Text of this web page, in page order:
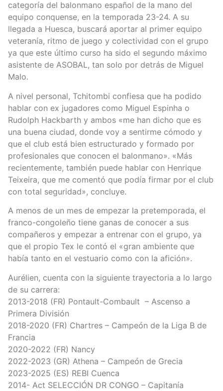
categoría del balonmano español de la mano del
equipo conquense, en la temporada 23-24. A su
llegada a Huesca, buscará aportar al primer equipo
veteranía, ritmo de juego y colectividad con el grupo
ya que este último curso ha sido el segundo máximo
asistente de ASOBAL, tan solo por detrás de Miguel
Malo.
A nivel personal, Tchitombi confiesa que ha podido
hablar con ex jugadores como Miguel Espinha o
Rudolph Hackbarth y ambos «me han dicho que es
una buena ciudad, donde voy a sentirme cómodo y
que el club está bien estructurado y formado por
profesionales que conocen el balonmano». «Más
recientemente, también puede hablar con Henrique
Teixeira, que me comentó que podía firmar por el club
con total seguridad», concluye.
A menos de un mes de empezar la pretemporada, el
franco-congoleño tiene ganas de conocer a sus
compañeros y empezar a entrenar con el grupo, ya
que el propio Tex le contó el «gran ambiente que
había tanto en el vestuario como con la afición».
Aurélien, cuenta con la siguiente trayectoria a lo largo
de su carrera:
2013-2018 (FR) Pontault-Combault – Ascenso a
Primera División
2018-2020 (FR) Chartres – Campeón de la Liga B de
Francia
2020-2022 (FR) Nancy
2022-2023 (GR) Athena – Campeón de Grecia
2023-2025 (ES) REBI Cuenca
2014- Act SELECCIÓN DR CONGO – Capitanía